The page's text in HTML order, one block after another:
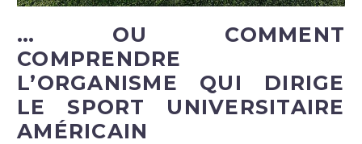
… OU COMMENT
COMPRENDRE
L’ORGANISME QUI DIRIGE
LE SPORT UNIVERSITAIRE
AMÉRICAIN